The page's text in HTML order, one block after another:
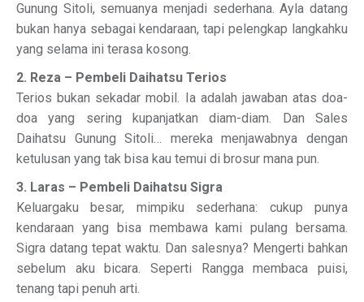
Gunung Sitoli, semuanya menjadi sederhana. Ayla datang
bukan hanya sebagai kendaraan, tapi pelengkap langkahku
yang selama ini terasa kosong.
2. Reza – Pembeli Daihatsu Terios
Terios bukan sekadar mobil. Ia adalah jawaban atas doa-
doa yang sering kupanjatkan diam-diam. Dan Sales
Daihatsu Gunung Sitoli… mereka menjawabnya dengan
ketulusan yang tak bisa kau temui di brosur mana pun.
3. Laras – Pembeli Daihatsu Sigra
Keluargaku besar, mimpiku sederhana: cukup punya
kendaraan yang bisa membawa kami pulang bersama.
Sigra datang tepat waktu. Dan salesnya? Mengerti bahkan
sebelum aku bicara. Seperti Rangga membaca puisi,
tenang tapi penuh arti.